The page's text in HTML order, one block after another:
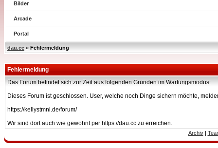
Bilder
Arcade
Portal
dau.cc » Fehlermeldung
Fehlermeldung
Das Forum befindet sich zur Zeit aus folgenden Gründen im Wartungsmodus:
Dieses Forum ist geschlossen. User, welche noch Dinge sichern möchte,
https://kellystmnl.de/forum/
Wir sind dort auch wie gewohnt per https://dau.cc zu erreichen.
Archiv|